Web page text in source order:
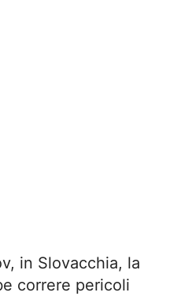
in Slovacchia, la
correre pericoli